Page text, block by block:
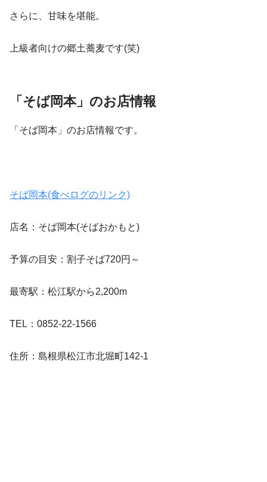
さらに、甘味を堪能。
上級者向けの郷土蕎麦です(笑)
「そば岡本」のお店情報
「そば岡本」のお店情報です。
そば岡本(食べログのリンク)
店名：そば岡本(そばおかもと)
予算の目安：割子そば720円～
最寄駅：松江駅から2,200m
TEL：0852-22-1566
住所：島根県松江市北堀町142-1